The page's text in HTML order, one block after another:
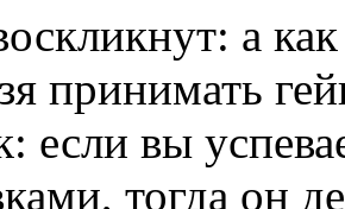
а
принимать
если вы
тогда он